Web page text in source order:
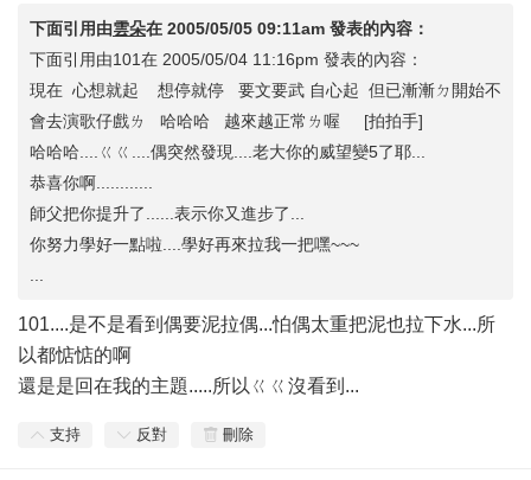
下面引用由雲朵在 2005/05/05 09:11am 發表的內容：
下面引用由101在 2005/05/04 11:16pm 發表的內容：
現在 心想就起 想停就停 要文要武 自心起 但已漸漸ㄉ開始不
會去演歌仔戲ㄌ 哈哈哈 越來越正常ㄌ喔 [拍拍手]
哈哈哈....ㄍㄍ....偶突然發現....老大你的威望變5了耶...
恭喜你啊............
師父把你提升了......表示你又進步了...
你努力學好一點啦....學好再來拉我一把嘿~~~
101....是不是看到偶要泥拉偶...怕偶太重把泥也拉下水...所
以都惦惦的啊
還是是回在我的主題.....所以ㄍㄍ沒看到...
支持 反對 刪除